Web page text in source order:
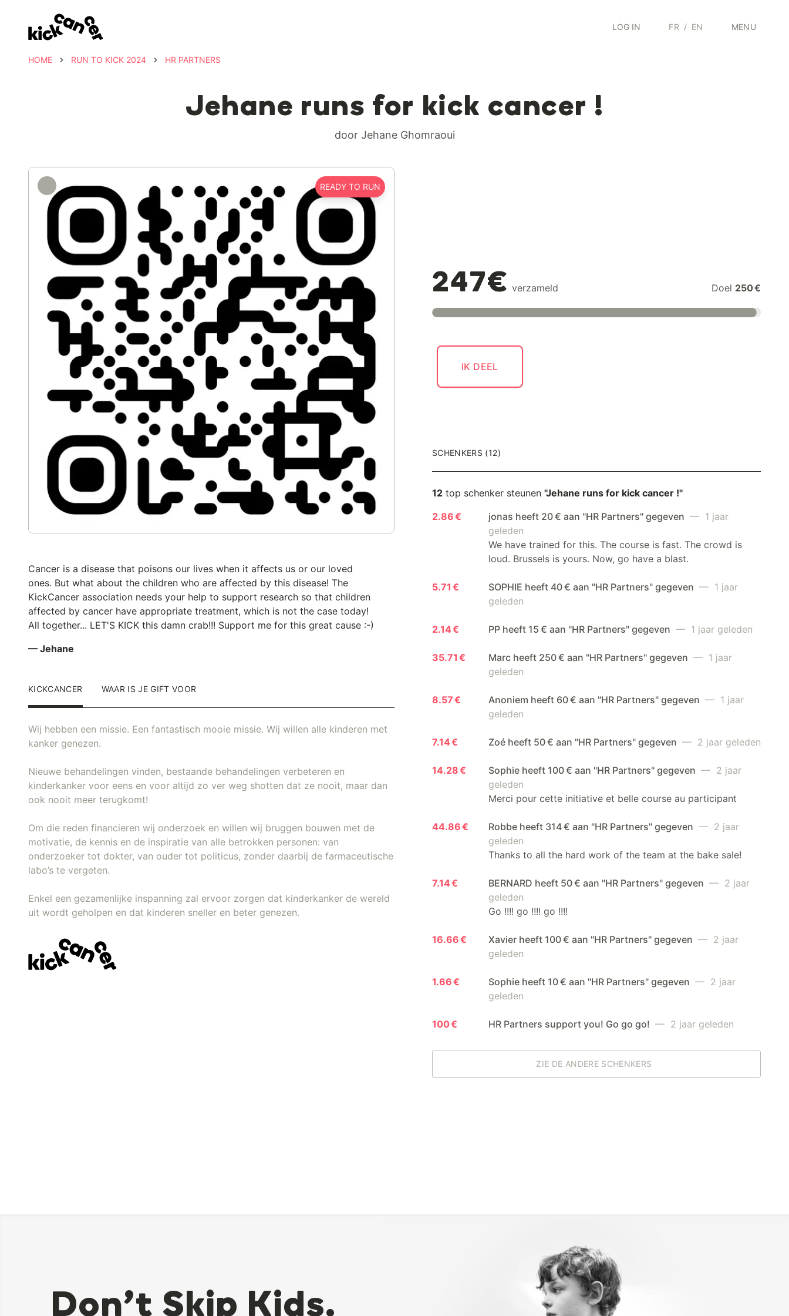
LOG IN FR / EN MENU
HOME RUN TO KICK 2024 HR PARTNERS
Jehane runs for kick cancer !
door Jehane Ghomraoui
READY TO RUN
247€ verzameld Doel 250 €
IK DEEL
Cancer is a disease that poisons our lives when it affects us or our loved
ones. But what about the children who are affected by this disease! The
KickCancer association needs your help to support research so that children
affected by cancer have appropriate treatment, which is not the case today!
All together... LET'S KICK this damn crab!!! Support me for this great cause :-)
— Jehane
KICKCANCER WAAR IS JE GIFT VOOR
Wij hebben een missie. Een fantastisch mooie missie. Wij willen alle kinderen met
kanker genezen.
Nieuwe behandelingen vinden, bestaande behandelingen verbeteren en
kinderkanker voor eens en voor altijd zo ver weg shotten dat ze nooit, maar dan
ook nooit meer terugkomt!
Om die reden financieren wij onderzoek en willen wij bruggen bouwen met de
motivatie, de kennis en de inspiratie van alle betrokken personen: van
onderzoeker tot dokter, van ouder tot politicus, zonder daarbij de farmaceutische
labo’s te vergeten.
Enkel een gezamenlijke inspanning zal ervoor zorgen dat kinderkanker de wereld
uit wordt geholpen en dat kinderen sneller en beter genezen.
SCHENKERS (12)
12 top schenker steunen "Jehane runs for kick cancer !"
2.86 €
jonas heeft 20 € aan "HR Partners" gegeven — 1 jaar
geleden
We have trained for this. The course is fast. The crowd is
loud. Brussels is yours. Now, go have a blast.
5.71 € SOPHIE heeft 40 € aan "HR Partners" gegeven — 1 jaar
geleden
2.14 € PP heeft 15 € aan "HR Partners" gegeven — 1 jaar geleden
35.71 € Marc heeft 250 € aan "HR Partners" gegeven — 1 jaar
geleden
8.57 € Anoniem heeft 60 € aan "HR Partners" gegeven — 1 jaar
geleden
7.14 € Zoé heeft 50 € aan "HR Partners" gegeven — 2 jaar geleden
14.28 € Sophie heeft 100 € aan "HR Partners" gegeven — 2 jaar
geleden
Merci pour cette initiative et belle course au participant
44.86 € Robbe heeft 314 € aan "HR Partners" gegeven — 2 jaar
geleden
Thanks to all the hard work of the team at the bake sale!
7.14 € BERNARD heeft 50 € aan "HR Partners" gegeven — 2 jaar
geleden
Go !!!! go !!!! go !!!!
16.66 € Xavier heeft 100 € aan "HR Partners" gegeven — 2 jaar
geleden
1.66 € Sophie heeft 10 € aan "HR Partners" gegeven — 2 jaar
geleden
100 € HR Partners support you! Go go go! — 2 jaar geleden
ZIE DE ANDERE SCHENKERS
Don’t Skip Kids.